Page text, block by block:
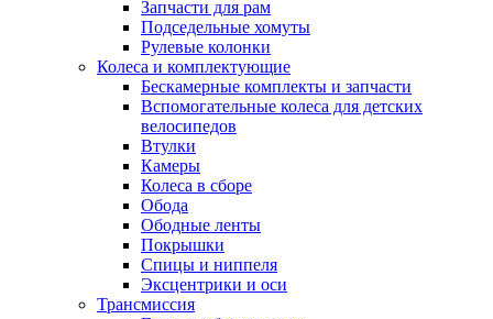
Запчасти для рам
Подседельные хомуты
Рулевые колонки
Колеса и комплектующие
Бескамерные комплекты и запчасти
Вспомогательные колеса для детских
велосипедов
Втулки
Камеры
Колеса в сборе
Обода
Ободные ленты
Покрышки
Спицы и ниппеля
Эксцентрики и оси
Трансмиссия